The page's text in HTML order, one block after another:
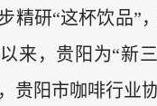
精研“这杯饮品”
来，贵阳为“新
贵阳市咖啡行业